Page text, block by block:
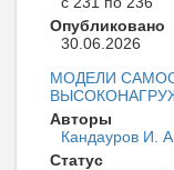
Опубликовано
30.06.2026
МОДЕЛИ
Авторы
Кандауров И. А.
Статус